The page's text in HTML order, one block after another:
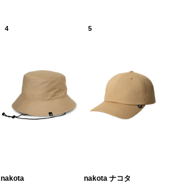
nakota
nakota ナコタ